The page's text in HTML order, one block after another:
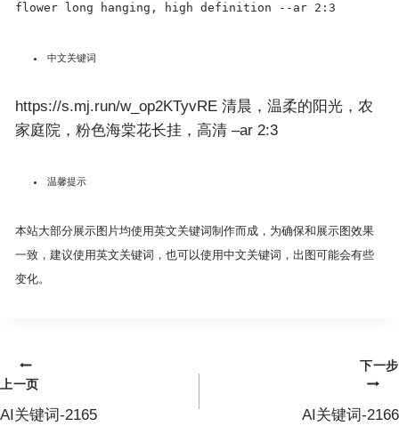
flower long hanging, high definition --ar 2:3
中文关键词
https://s.mj.run/w_op2KTyvRE 清晨，温柔的阳光，农
家庭院，粉色海棠花长挂，高清 –ar 2:3
温馨提示
本站大部分展示图片均使用英文关键词制作而成，为确保和展示图效果
一致，建议使用英文关键词，也可以使用中文关键词，出图可能会有些
变化。
文
章
上一页
AI关键词-2165
下一步
AI关键词-2166